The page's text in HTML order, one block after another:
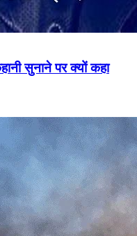
सुनाने पर क्यों कहा